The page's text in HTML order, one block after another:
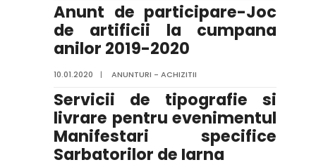
Anunt de participare-Joc
de artificii la cumpana
anilor 2019-2020
10.01.2020 | ANUNTURI - ACHIZITII
Servicii de tipografie si
livrare pentru evenimentul
Manifestari specifice
Sarbatorilor de Iarna